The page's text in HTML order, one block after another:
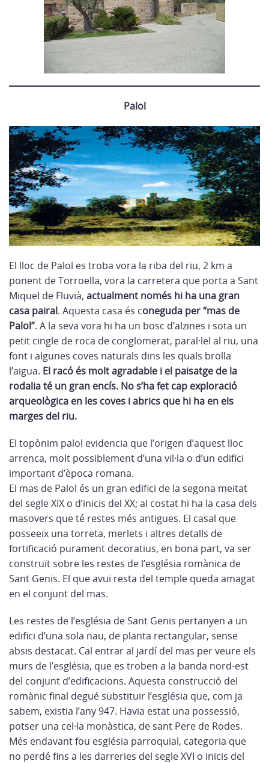
Palol
El lloc de Palol es troba vora la riba del riu, 2 km a
ponent de Torroella, vora la carretera que porta a Sant
Miquel de Fluvià, actualment només hi ha una gran
casa pairal. Aquesta casa és coneguda per “mas de
Palol”. A la seva vora hi ha un bosc d’alzines i sota un
petit cingle de roca de conglomerat, paral·lel al riu, una
font i algunes coves naturals dins les quals brolla
l’aigua. El racó és molt agradable i el paisatge de la
rodalia té un gran encís. No s’ha fet cap exploració
arqueològica en les coves i abrics que hi ha en els
marges del riu.
El topònim palol evidencia que l’origen d’aquest lloc
arrenca, molt possiblement d’una vil·la o d’un edifici
important d’època romana.
El mas de Palol és un gran edifici de la segona meitat
del segle XIX o d’inicis del XX; al costat hi ha la casa dels
masovers que té restes més antigues. El casal que
posseeix una torreta, merlets i altres detalls de
fortificació purament decoratius, en bona part, va ser
construït sobre les restes de l’església romànica de
Sant Genis. El que avui resta del temple queda amagat
en el conjunt del mas.
Les restes de l’església de Sant Genis pertanyen a un
edifici d’una sola nau, de planta rectangular, sense
absis destacat. Cal entrar al jardí del mas per veure els
murs de l’església, que es troben a la banda nord-est
del conjunt d’edificacions. Aquesta construcció del
romànic final degué substituir l’església que, com ja
sabem, existia l’any 947. Havia estat una possessió,
potser una cel·la monàstica, de sant Pere de Rodes.
Més endavant fou església parroquial, categoria que
no perdé fins a les darreries del segle XVI o inicis del